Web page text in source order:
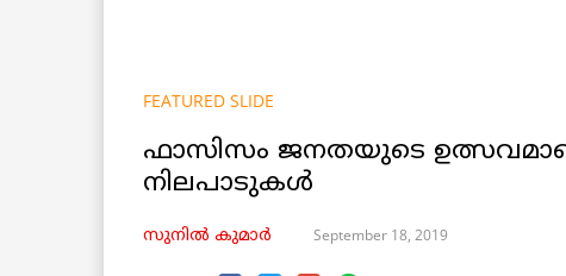
FEATURED SLIDE
ഫാസിസം ജനതയുടെ
നിലപാടുകൾ
സുനിൽ കുമാർ September 18, 2019